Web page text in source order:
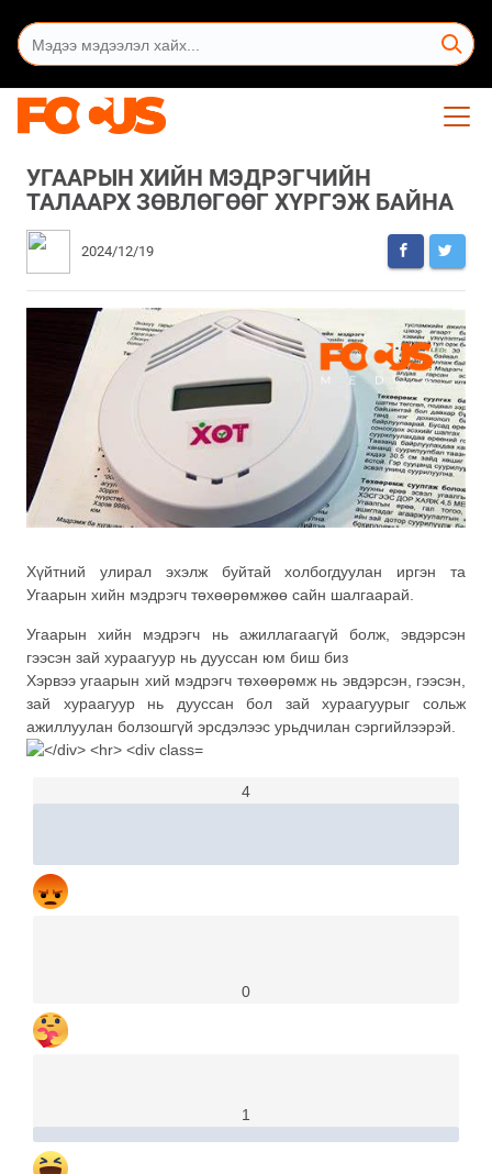
УГААРЫН ХИЙН МЭДРЭГЧИЙН
ТАЛААРХ ЗӨВЛӨГӨӨГ ХҮРГЭЖ БАЙНА
2024/12/19
Хүйтний улирал эхэлж буйтай холбогдуулан иргэн та
Угаарын хийн мэдрэгч төхөөрөмжөө сайн шалгаарай.
Угаарын хийн мэдрэгч нь ажиллагаагүй болж, эвдэрсэн
гээсэн зай хураагуур нь дууссан юм биш биз
Хэрвээ угаарын хий мэдрэгч төхөөрөмж нь эвдэрсэн, гээсэн,
зай хураагуур нь дууссан бол зай хураагуурыг сольж
ажиллуулан болзошгүй эрсдэлээс урьдчилан сэргийлээрэй.
4
0
1